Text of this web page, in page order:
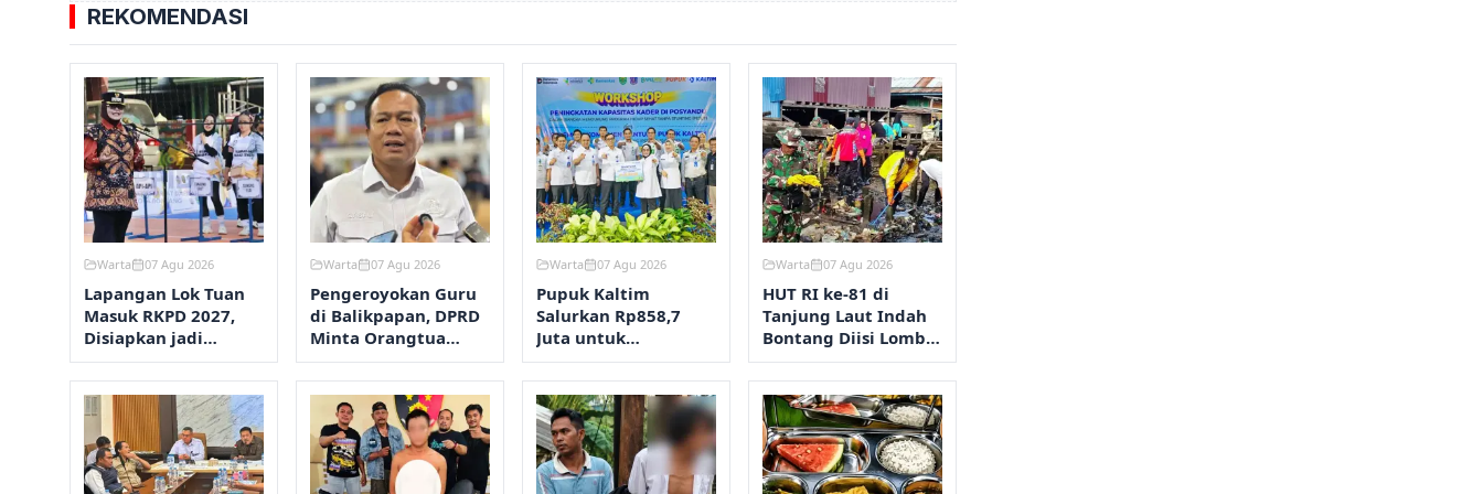
REKOMENDASI
Warta 07 Agu 2026
Lapangan Lok Tuan
Masuk RKPD 2027,
Disiapkan jadi
Kawasan Olahraga
Terpadu
Warta 07 Agu 2026
Pengeroyokan Guru
di Balikpapan, DPRD
Minta Orangtua
Perketat
Pengawasan Anak
Warta 07 Agu 2026
Pupuk Kaltim
Salurkan Rp858,7
Juta untuk
Pengendalian
Stunting Bontang
Warta 07 Agu 2026
HUT RI ke-81 di
Tanjung Laut Indah
Bontang Diisi Lomba
RT Terbersih hingga
Fashion Show